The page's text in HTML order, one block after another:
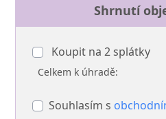
Shrnutí
Koupit na2 splátky
Celkem k úhradě:
Souhlasím s